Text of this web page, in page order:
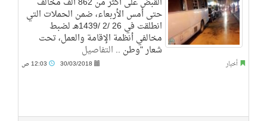
حتى أمس الأربعاء، ضمن الحملات التي
انطلقت في 26 /2 /1439هـ لضبط
مخالفي أنظمة الإقامة والعمل، تحت
شعار "وطن .. التفاصيل
أخبار 30/03/2018